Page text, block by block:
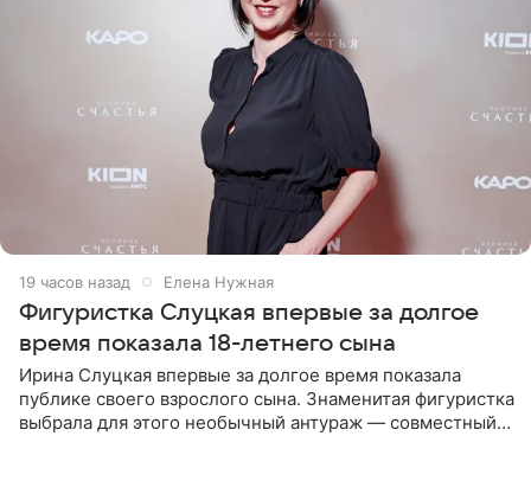
19 часов назад Елена Нужная
Фигуристка Слуцкая впервые за долгое
время показала 18-летнего сына
Ирина Слуцкая впервые за долгое время показала
публике своего взрослого сына. Знаменитая фигуристка
выбрала для этого необычный антураж — совместный